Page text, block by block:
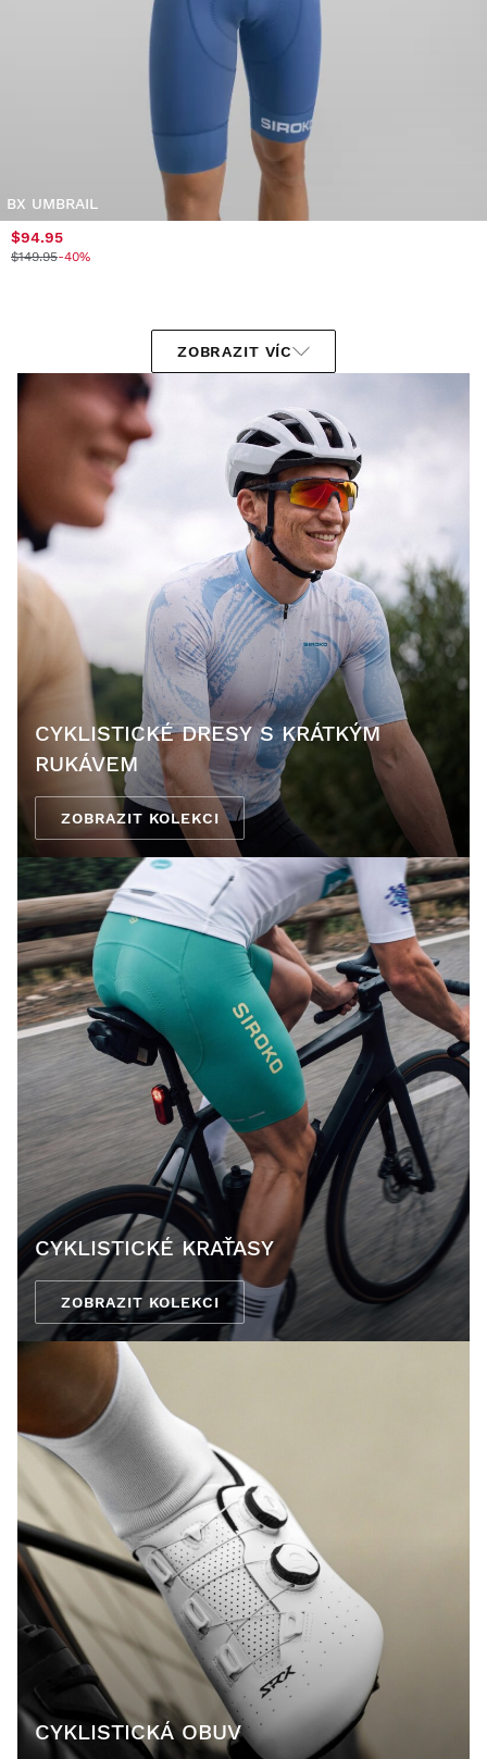
BX UMBRAIL
$94.95
$149.95-40%
ZOBRAZIT VÍC
CYKLISTICKÉ DRESY S KRÁTKÝM
RUKÁVEM
ZOBRAZIT KOLEKCI
CYKLISTICKÉ KRAŤASY
ZOBRAZIT KOLEKCI
CYKLISTICKÁ OBUV